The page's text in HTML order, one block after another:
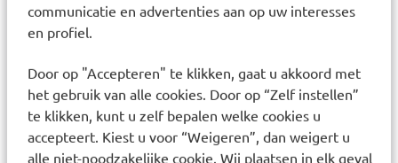
communicatie en advertenties aan op uw interesses
en profiel.
Door op "Accepteren" te klikken, gaat u akkoord met
het gebruik van alle cookies. Door op “Zelf instellen”
te klikken, kunt u zelf bepalen welke cookies u
accepteert. Kiest u voor “Weigeren”, dan weigert u
alle niet-noodzakelijke cookie. Wij plaatsen in elk geval
verzorgingsproducten en een voordelig alternatief
voor andere dermacosmetische merken? Dan is
Product verantwoordelijke:
PHOENIX Group, Pfingstweidstrasse 10-12,
68199 Mannheim, Duitsland
contactinformatie: info@pxgpharma.com